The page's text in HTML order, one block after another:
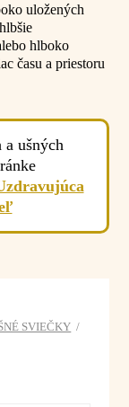
uložených
hlboko
času a priestoru
a ušných
SVIEČKY /